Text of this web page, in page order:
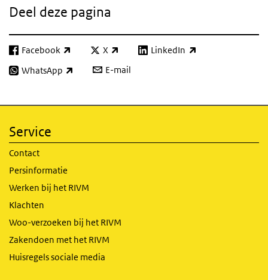
Deel deze pagina
Facebook
(externe link) X
(externe link) LinkedIn
(externe link)
WhatsApp
(externe link) E-mail
Service
Contact
Persinformatie
Werken bij het RIVM
Klachten
Woo-verzoeken bij het RIVM
Zakendoen met het RIVM
Huisregels sociale media